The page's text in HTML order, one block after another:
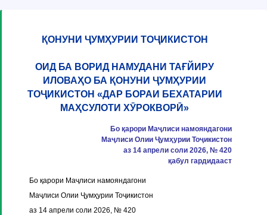
ҚОНУНИ ҶУМҲУРИИ ТОҶИКИСТОН
ОИД БА ВОРИД НАМУДАНИ ТАҒЙИРУ
ИЛОВАҲО БА ҚОНУНИ ҶУМҲУРИИ
ТОҶИКИСТОН «ДАР БОРАИ БЕХАТАРИИ
МАҲСУЛОТИ ХӮРОКВОРӢ»
Бо қарори Маҷлиси намояндагони
Маҷлиси Олии Ҷумҳурии Тоҷикистон
аз 14 апрели соли 2026, № 420
қабул гардидааст
Бо қарори Маҷлиси намояндагони
Маҷлиси Олии Ҷумҳурии Тоҷикистон
аз 14 апрели соли 2026, № 420